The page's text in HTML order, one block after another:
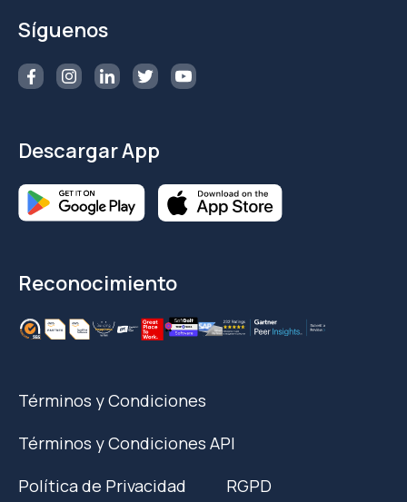
Síguenos
Descargar App
Reconocimiento
Términos y Condiciones
Términos y Condiciones API
Política de Privacidad
RGPD